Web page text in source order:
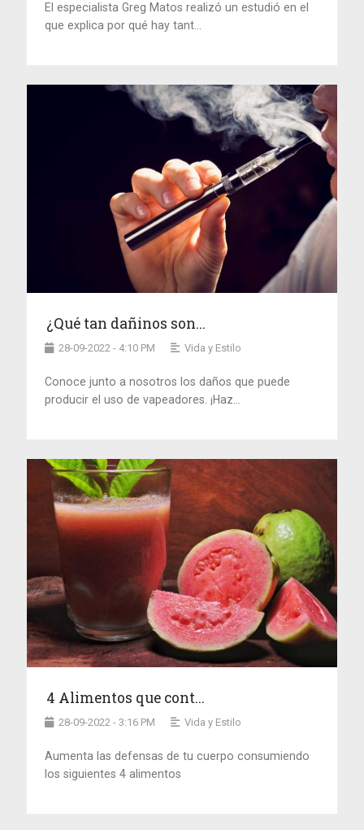
El especialista Greg Matos realizó un estudió en el
que explica por qué hay tant...
¿Qué tan dañinos son...
28-09-2022 - 4:10 PM Vida y Estilo
Conoce junto a nosotros los daños que puede
producir el uso de vapeadores. ¡Haz...
4 Alimentos que cont...
28-09-2022 - 3:16 PM Vida y Estilo
Aumenta las defensas de tu cuerpo consumiendo
los siguientes 4 alimentos